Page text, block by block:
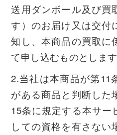
送用ダンボール及び買
す）のお届け又は交付
知し、本商品の買取に
て申し込むものとします
2.当社は本商品が第11
がある商品と判断した
15条に規定する本サー
しての資格を有さない